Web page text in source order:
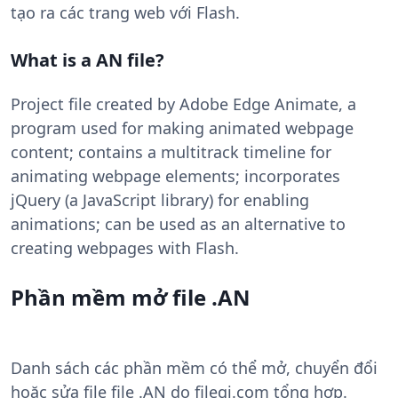
tạo ra các trang web với Flash.
What is a AN file?
Project file created by Adobe Edge Animate, a
program used for making animated webpage
content; contains a multitrack timeline for
animating webpage elements; incorporates
jQuery (a JavaScript library) for enabling
animations; can be used as an alternative to
creating webpages with Flash.
Phần mềm mở file .AN
Danh sách các phần mềm có thể mở, chuyển đổi
hoặc sửa file file .AN do filegi.com tổng hợp.